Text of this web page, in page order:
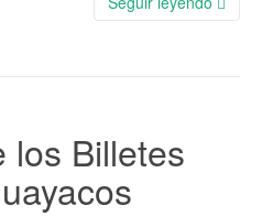
los Billetes